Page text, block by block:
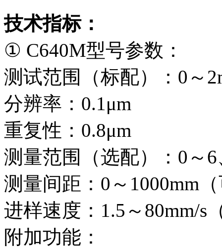
技术指标：
① C640M型号参数：
测试范围（标配）：0～
分辨率：0.1μm
重复性：0.8μm
测量范围（选配）：0～6
测量间距：0～1000mm
进样速度：1.5～80mm/s
附加功能：